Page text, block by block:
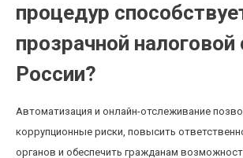
процедур
прозрачной налоговой
России?
Автоматизация и онлайн-отслеживание
коррупционные риски, повысить
органов и обеспечить гражданам